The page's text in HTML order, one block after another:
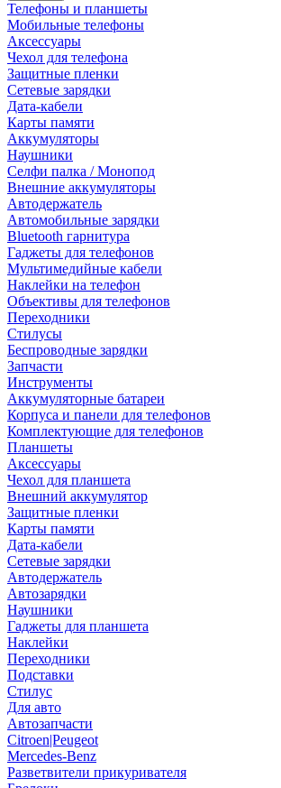
Телефоны и планшеты
Мобильные телефоны
Аксессуары
Чехол для телефона
Защитные пленки
Сетевые зарядки
Дата-кабели
Карты памяти
Аккумуляторы
Наушники
Селфи палка / Монопод
Внешние аккумуляторы
Автодержатель
Автомобильные зарядки
Bluetooth гарнитура
Гаджеты для телефонов
Мультимедийные кабели
Наклейки на телефон
Объективы для телефонов
Переходники
Стилусы
Беспроводные зарядки
Запчасти
Инструменты
Аккумуляторные батареи
Корпуса и панели для телефонов
Комплектующие для телефонов
Планшеты
Аксессуары
Чехол для планшета
Внешний аккумулятор
Защитные пленки
Карты памяти
Дата-кабели
Сетевые зарядки
Автодержатель
Автозарядки
Наушники
Гаджеты для планшета
Наклейки
Переходники
Подставки
Стилус
Для авто
Автозапчасти
Citroen|Peugeot
Mercedes-Benz
Разветвители прикуривателя